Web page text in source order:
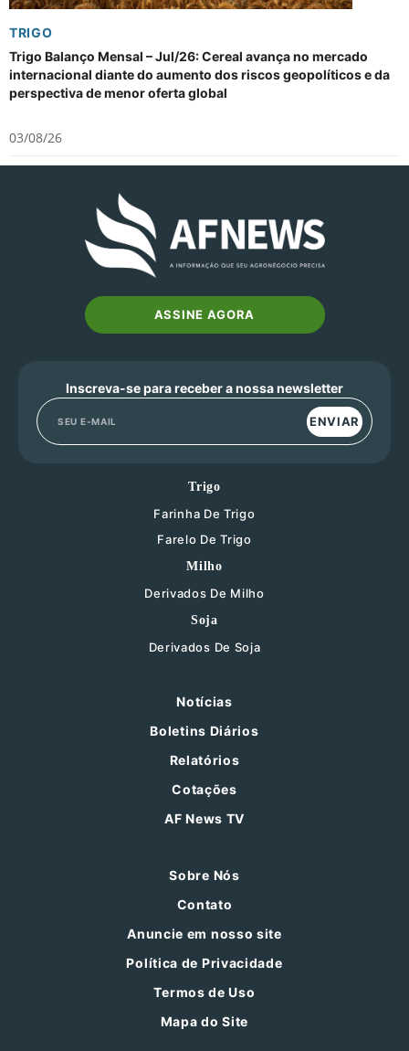
TRIGO
Trigo Balanço Mensal – Jul/26: Cereal avança no mercado
internacional diante do aumento dos riscos geopolíticos e da
perspectiva de menor oferta global
03/08/26
ASSINE AGORA
Inscreva-se para receber a nossa newsletter
ENVIAR
Trigo
Farinha De Trigo
Farelo De Trigo
Milho
Derivados De Milho
Soja
Derivados De Soja
Notícias
Boletins Diários
Relatórios
Cotações
AF News TV
Sobre Nós
Contato
Anuncie em nosso site
Política de Privacidade
Termos de Uso
Mapa do Site